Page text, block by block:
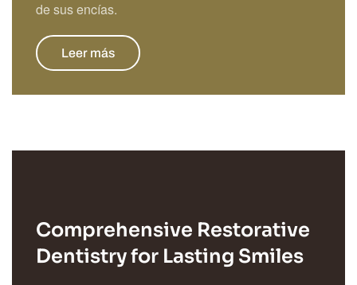
de sus encías.
Leer más
Comprehensive Restorative
Dentistry for Lasting Smiles